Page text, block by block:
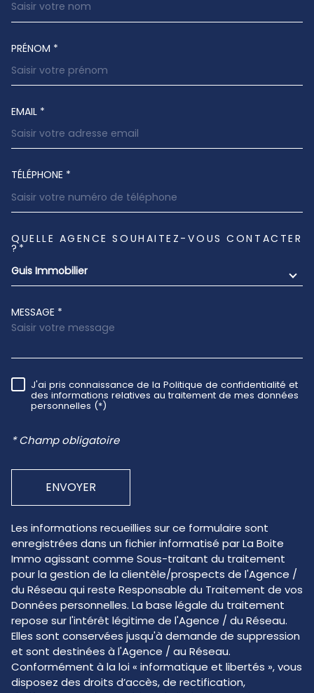
PRÉNOM *
EMAIL *
TÉLÉPHONE *
TRAD_MELTEM_VOREDEMANDE
QUELLE AGENCE SOUHAITEZ-VOUS CONTACTER
?*
Guis Immobilier
MESSAGE *
RÈGLEMENTATION
J'ai pris connaissance de la Politique de confidentialité et
des informations relatives au traitement de mes données
personnelles (*)
* Champ obligatoire
ENVOYER
Les informations recueillies sur ce formulaire sont
enregistrées dans un fichier informatisé par La Boite
Immo agissant comme Sous-traitant du traitement
pour la gestion de la clientèle/prospects de l'Agence /
du Réseau qui reste Responsable du Traitement de vos
Données personnelles. La base légale du traitement
repose sur l'intérêt légitime de l'Agence / du Réseau.
Elles sont conservées jusqu'à demande de suppression
et sont destinées à l'Agence / au Réseau.
Conformément à la loi « informatique et libertés », vous
disposez des droits d’accès, de rectification,